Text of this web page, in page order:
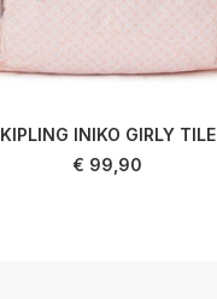
KIPLING INIKO GIRLY TILE
€ 99,90